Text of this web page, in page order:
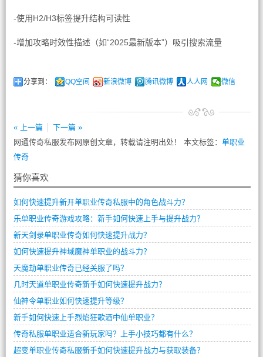
-使用H2/H3标签提升结构可读性
-增加攻略时效性描述（如“2025最新版本”）吸引搜索流量
分享到： QQ空间 新浪微博 腾讯微博 人人网 微信
« 上一篇
下一篇 »
网通传奇私服发布网原创文章，转载请注明出处！ 本文标签： 单职业
传奇
猜你喜欢
如何快速提升新开单职业传奇私服中的角色战斗力？
乐单职业传奇游戏攻略：新手如何快速上手与提升战力？
新天剑录单职业传奇如何快速提升战力？
如何快速提升神域魔神单职业的战斗力？
天魔劫单职业传奇已经关服了吗？
几时天道单职业传奇新手如何快速提升战力？
仙神令单职业如何快速提升等级？
新手如何快速上手烈焰狂歌酒中仙单职业？
传奇私服单职业适合新玩家吗？上手小技巧都有什么？
超变单职业传奇私服新手如何快速提升战力与获取装备？